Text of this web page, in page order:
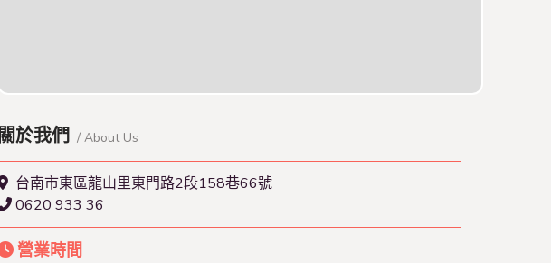
關於我們 / About Us
台南市東區龍山里東門路2段158巷66號
0620 933 36
營業時間